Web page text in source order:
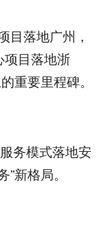
目落地广州，
目落地浙
重要里程碑。
务模式落地安
新格局。